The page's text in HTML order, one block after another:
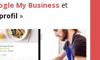
My Business et
»